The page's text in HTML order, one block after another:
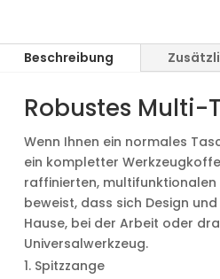
Beschreibung
Robustes Multi-
Wenn Ihnen ein normales
ein kompletter
raffinierten, multifunktionalen
beweist, dass sich Design
Hause, bei der Arbeit oder
Universalwerkzeug.
Spitzzange